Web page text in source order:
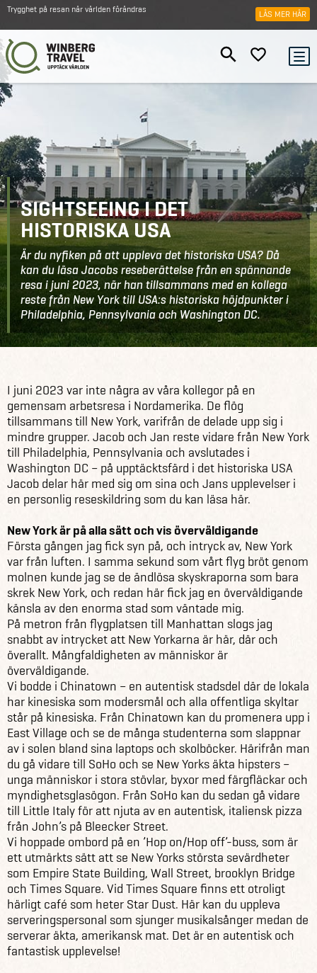
Trygghet på resan när världen förändras LÄS MER HÄR
SIGHTSEEING I DET
HISTORISKA USA
Är du nyfiken på att uppleva det historiska USA? Då
kan du läsa Jacobs reseberättelse från en spännande
resa i juni 2023, när han tillsammans med en kollega
reste från New York till USA:s historiska höjdpunkter i
Philadelphia, Pennsylvania och Washington DC.
I juni 2023 var inte några av våra kollegor på en
gemensam arbetsresa i Nordamerika. De flög
tillsammans till New York, varifrån de delade upp sig i
mindre grupper. Jacob och Jan reste vidare från New York
till Philadelphia, Pennsylvania och avslutades i
Washington DC – på upptäcktsfärd i det historiska USA
Jacob delar här med sig om sina och Jans upplevelser i
en personlig reseskildring som du kan läsa här.
New York är på alla sätt och vis överväldigande
Första gången jag fick syn på, och intryck av, New York
var från luften. I samma sekund som vårt flyg bröt genom
molnen kunde jag se de ändlösa skyskraporna som bara
skrek New York, och redan här fick jag en överväldigande
känsla av den enorma stad som väntade mig.
På metron från flygplatsen till Manhattan slogs jag
snabbt av intrycket att New Yorkarna är här, där och
överallt. Mångfaldigheten av människor är
överväldigande.
Vi bodde i Chinatown – en autentisk stadsdel där de lokala
har kinesiska som modersmål och alla offentliga skyltar
står på kinesiska. Från Chinatown kan du promenera upp i
East Village och se de många studenterna som slappnar
av i solen bland sina laptops och skolböcker. Härifrån man
du gå vidare till SoHo och se New Yorks äkta hipsters –
unga människor i stora stövlar, byxor med färgfläckar och
myndighetsglasögon. Från SoHo kan du sedan gå vidare
till Little Italy för att njuta av en autentisk, italiensk pizza
från John’s på Bleecker Street.
Vi hoppade ombord på en ’Hop on/Hop off’-buss, som är
ett utmärkts sätt att se New Yorks största sevärdheter
som Empire State Building, Wall Street, brooklyn Bridge
och Times Square. Vid Times Square finns ett otroligt
härligt café som heter Star Dust. Här kan du uppleva
serveringspersonal som sjunger musikalsånger medan de
serverar äkta, amerikansk mat. Det är en autentisk och
fantastisk upplevelse!